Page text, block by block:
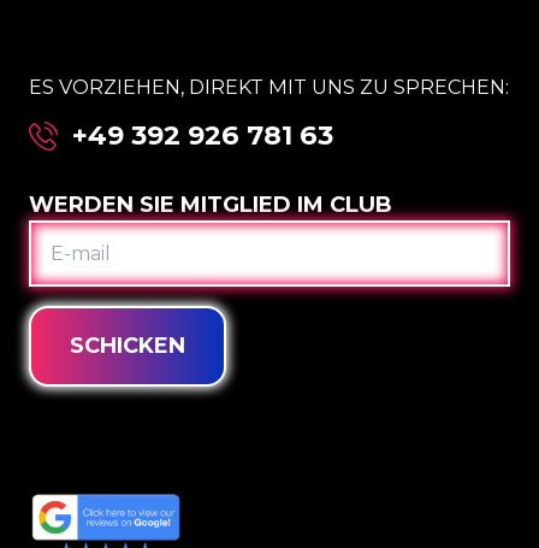
ES VORZIEHEN, DIREKT MIT UNS ZU SPRECHEN:
+49 392 926 781 63
WERDEN SIE MITGLIED IM CLUB
E-
MAIL
SCHICKEN